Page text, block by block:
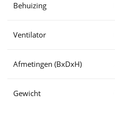
Behuizing
Ventilator
Afmetingen (BxDxH)
Gewicht